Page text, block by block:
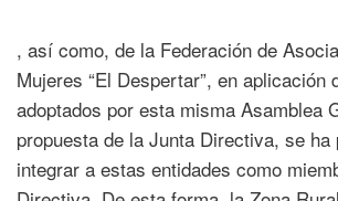
, así como, de la Federación de
Mujeres “El Despertar”, en aplicación
adoptados por esta misma Asamblea
propuesta de la Junta Directiva, se ha
integrar a estas entidades como